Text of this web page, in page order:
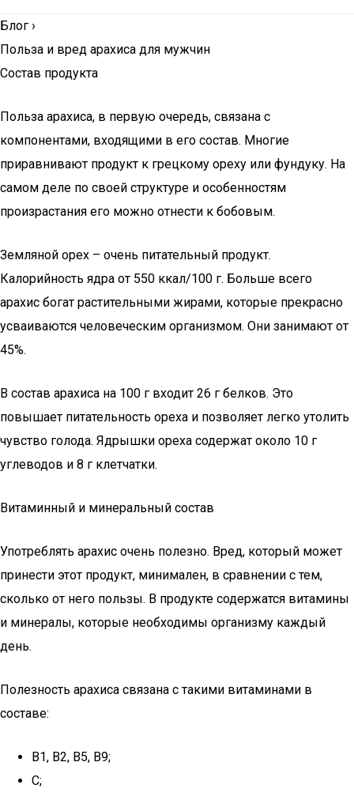
Блог ›
Польза и вред арахиса для мужчин
Состав продукта
Польза арахиса, в первую очередь, связана с
компонентами, входящими в его состав. Многие
приравнивают продукт к грецкому ореху или фундуку. На
самом деле по своей структуре и особенностям
произрастания его можно отнести к бобовым.
Земляной орех – очень питательный продукт.
Калорийность ядра от 550 ккал/100 г. Больше всего
арахис богат растительными жирами, которые прекрасно
усваиваются человеческим организмом. Они занимают от
45%.
В состав арахиса на 100 г входит 26 г белков. Это
повышает питательность ореха и позволяет легко утолить
чувство голода. Ядрышки ореха содержат около 10 г
углеводов и 8 г клетчатки.
Витаминный и минеральный состав
Употреблять арахис очень полезно. Вред, который может
принести этот продукт, минимален, в сравнении с тем,
сколько от него пользы. В продукте содержатся витамины
и минералы, которые необходимы организму каждый
день.
Полезность арахиса связана с такими витаминами в
составе:
В1, В2, В5, В9;
С;